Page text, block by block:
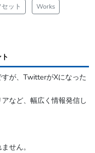
ット Works
が、TwitterがXになった
など、幅広く情報発信し
せん。